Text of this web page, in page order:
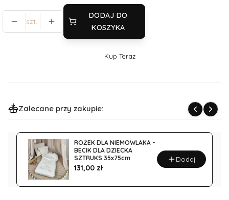
szt.
DODAJ DO
KOSZYKA
Szybki
noworodka,
Otulacz
Sztruks
Kup Teraz
Zalecane przy zakupie:
ROŻEK DLA NIEMOWLAKA -
BECIK DLA DZIECKA
SZTRUKS 35x75cm
Cena
131,00 zł
Dodaj